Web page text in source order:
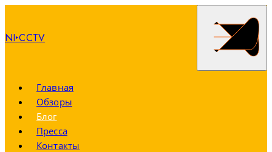
NI‣CCTV
Главная
Обзоры
Блог
Пресса
Контакты